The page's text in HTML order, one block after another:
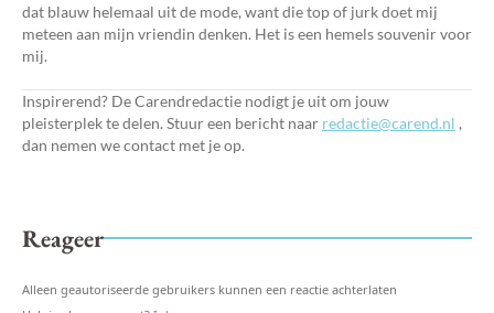
dat blauw helemaal uit de mode, want die top of jurk doet mij
meteen aan mijn vriendin denken. Het is een hemels souvenir voor
mij.
Inspirerend? De Carendredactie nodigt je uit om jouw
pleisterplek te delen. Stuur een bericht naar redactie@carend.nl ,
dan nemen we contact met je op.
Reageer
Alleen geautoriseerde gebruikers kunnen een reactie achterlaten